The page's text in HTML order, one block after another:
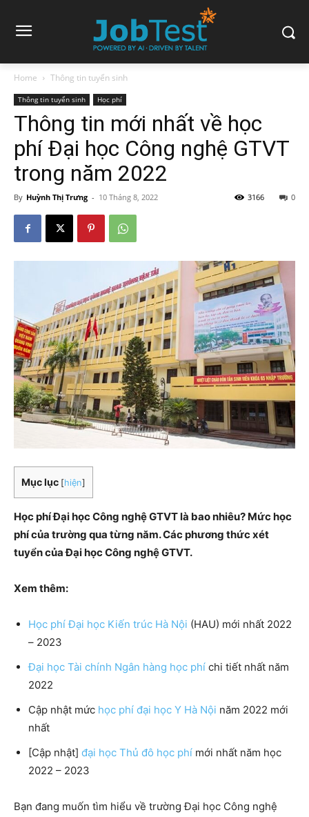
Home Thông tin tuyển sinh
Thông tin tuyển sinh Học phí
Thông tin mới nhất về học
phí Đại học Công nghệ GTVT
trong năm 2022
By Huỳnh Thị Trưng - 10 Tháng 8, 2022 0
3166
Mục lục [hiện]
Học phí Đại học Công nghệ GTVT là bao nhiêu? Mức học
phí của trường qua từng năm. Các phương thức xét
tuyển của Đại học Công nghệ GTVT.
Xem thêm:
Học phí Đại học Kiến trúc Hà Nội (HAU) mới nhất 2022
– 2023
Đại học Tài chính Ngân hàng học phí chi tiết nhất năm
2022
Cập nhật mức học phí đại học Y Hà Nội năm 2022 mới
nhất
[Cập nhật] đại học Thủ đô học phí mới nhất năm học
2022 – 2023
Bạn đang muốn tìm hiểu về trường Đại học Công nghệ